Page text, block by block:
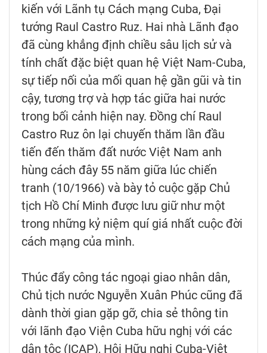
kiến với Lãnh tụ Cách mạng Cuba, Đại
tướng Raul Castro Ruz. Hai nhà Lãnh đạo
đã cùng khẳng định chiều sâu lịch sử và
tính chất đặc biệt quan hệ Việt Nam-Cuba,
sự tiếp nối của mối quan hệ gần gũi và tin
cậy, tương trợ và hợp tác giữa hai nước
trong bối cảnh hiện nay. Đồng chí Raul
Castro Ruz ôn lại chuyến thăm lần đầu
tiến đến thăm đất nước Việt Nam anh
hùng cách đây 55 năm giữa lúc chiến
tranh (10/1966) và bày tỏ cuộc gặp Chủ
tịch Hồ Chí Minh được lưu giữ như một
trong những kỷ niệm quí giá nhất cuộc đời
cách mạng của mình.
Thúc đẩy công tác ngoại giao nhân dân,
Chủ tịch nước Nguyễn Xuân Phúc cũng đã
dành thời gian gặp gỡ, chia sẻ thông tin
với lãnh đạo Viện Cuba hữu nghị với các
dân tộc (ICAP), Hội Hữu nghị Cuba-Việt